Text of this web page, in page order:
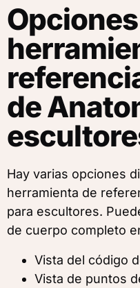
de
Hay varias opciones
herramienta de
para escultores.
de cuerpo completo
Vista del código
Vista de puntos